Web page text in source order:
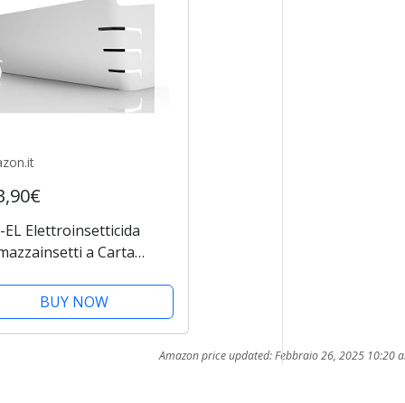
EL Elettroinsetticida
a Carta
e IMQ per ristoranti
Hotel
BUY NOW
Amazon price updated:Febbraio 26, 2025 10:20